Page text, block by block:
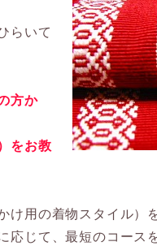
らいて
方か
をお教
け用の着物スタイル）
応じて、最短のコース